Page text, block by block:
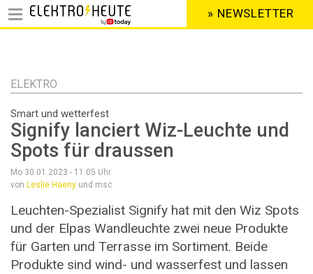
Inhalt
HEADER
MENU
» NEWSLETTER
ELEKTRO
Smart und wetterfest
Signify lanciert Wiz-Leuchte und
Spots für draussen
Mo 30.01.2023 - 11:05 Uhr
von Leslie Haeny und msc
Leuchten-Spezialist Signify hat mit den Wiz Spots
und der Elpas Wandleuchte zwei neue Produkte
für Garten und Terrasse im Sortiment. Beide
Produkte sind wind- und wasserfest und lassen